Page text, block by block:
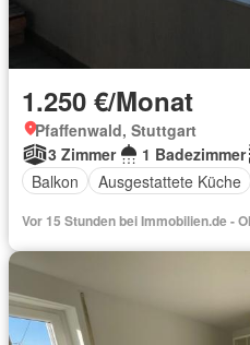
1.250 €/Monat
Pfaffenwald, Stuttgart
3 Zimmer
1 Badezimmer
Balkon
Ausgestattete Küche
Vor 15 Stunden bei Immobilien.de -